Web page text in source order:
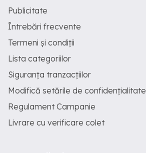
Publicitate
Întrebări frecvente
Termeni și condiții
Lista categoriilor
Siguranța tranzacțiilor
Modifică setările de confidențialitate
Regulament Campanie
Livrare cu verificare colet